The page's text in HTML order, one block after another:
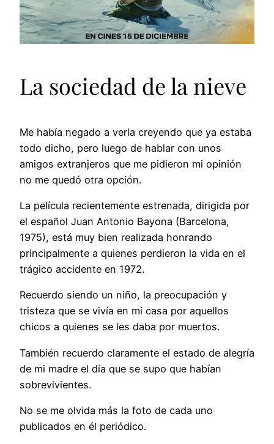
La sociedad de la nieve
Me había negado a verla creyendo que ya estaba
todo dicho, pero luego de hablar con unos
amigos extranjeros que me pidieron mi opinión
no me quedó otra opción.
La película recientemente estrenada, dirigida por
el español Juan Antonio Bayona (Barcelona,
1975), está muy bien realizada honrando
principalmente a quienes perdieron la vida en el
trágico accidente en 1972.
Recuerdo siendo un niño, la preocupación y
tristeza que se vivía en mi casa por aquellos
chicos a quienes se les daba por muertos.
También recuerdo claramente el estado de alegría
de mi madre el día que se supo que habían
sobrevivientes.
No se me olvida más la foto de cada uno
publicados en él periódico.